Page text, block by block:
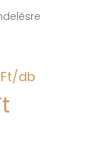
db